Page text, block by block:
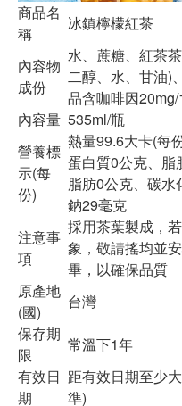
商品名
稱
冰鎮檸檬紅茶
內容物
成份
水、蔗糖、紅茶
二醇、水、甘油)
品含咖啡因
內容量 535ml/瓶
營養標
示(每
份)
熱量99.6大卡(每
蛋白質0公克、脂
脂肪0公克、碳水
鈉29毫克
注意事
項
採用茶葉製成，
象，敬請搖均並
畢，以確保品質
原產地
(國)
台灣
保存期
限
常溫下1年
有效日
期
距有效日期至少
準)